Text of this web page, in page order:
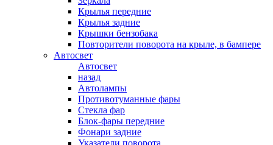
Крылья передние
Крылья задние
Крышки бензобака
Повторители поворота на крыле, в бампере
Автосвет
Автосвет
назад
Автолампы
Противотуманные фары
Стекла фар
Блок-фары передние
Фонари задние
Указатели поворота